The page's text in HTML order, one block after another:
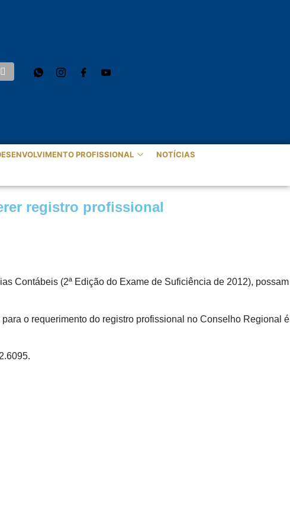
PROFISSIONAL NOTÍCIAS
registro profissional
Contábeis (2ª Edição do Exame de Suficiência de 2012), possam
o requerimento do registro profissional no Conselho Regional é